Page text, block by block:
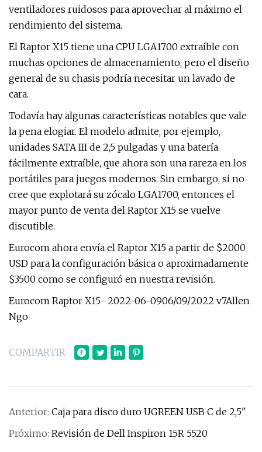
ventiladores ruidosos para aprovechar al máximo el
rendimiento del sistema.
El Raptor X15 tiene una CPU LGA1700 extraíble con
muchas opciones de almacenamiento, pero el diseño
general de su chasis podría necesitar un lavado de
cara.
Todavía hay algunas características notables que vale
la pena elogiar. El modelo admite, por ejemplo,
unidades SATA III de 2,5 pulgadas y una batería
fácilmente extraíble, que ahora son una rareza en los
portátiles para juegos modernos. Sin embargo, si no
cree que explotará su zócalo LGA1700, entonces el
mayor punto de venta del Raptor X15 se vuelve
discutible.
Eurocom ahora envía el Raptor X15 a partir de $2000
USD para la configuración básica o aproximadamente
$3500 como se configuró en nuestra revisión.
Eurocom Raptor X15- 2022-06-0906/09/2022 v7Allen
Ngo
COMPARTIR
Anterior: Caja para disco duro UGREEN USB C de 2,5"
Próximo: Revisión de Dell Inspiron 15R 5520